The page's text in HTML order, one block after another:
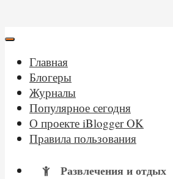
Главная
Блогеры
Журналы
Популярное сегодня
О проекте iBlogger OK
Правила пользования
Развлечения и отдых